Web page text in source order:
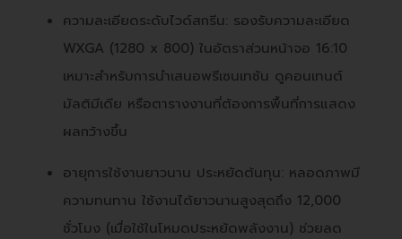
ความละเอียดระดับไวด์สกรีน: รองรับความละเอียด
WXGA (1280 x 800) ในอัตราส่วนหน้าจอ 16:10
เหมาะสำหรับการนำเสนอพรีเซนเทชัน ดูคอนเทนต์
มัลติมีเดีย หรือตารางงานที่ต้องการพื้นที่การแสดง
ผลกว้างขึ้น
อายุการใช้งานยาวนาน ประหยัดต้นทุน: หลอดภาพมี
ความทนทาน ใช้งานได้ยาวนานสูงสุดถึง 12,000
ชั่วโมง (เมื่อใช้ในโหมดประหยัดพลังงาน) ช่วยลด